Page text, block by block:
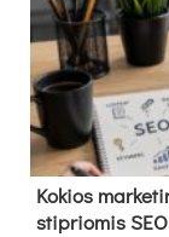
Kokios
stipriomis